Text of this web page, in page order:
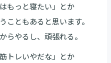
もっと寝たい」とか
こともあると思います。
らやるし、頑張れる。
トレいやだな」とか